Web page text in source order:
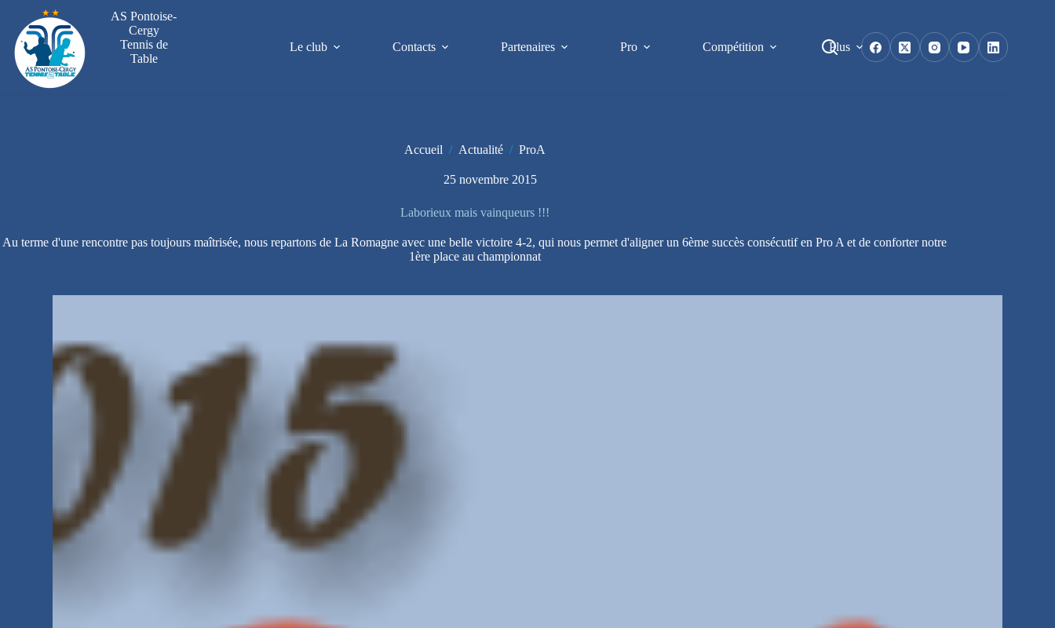
contenu
AS Pontoise-
Cergy
Tennis de
Table
Le club Contacts Partenaires Pro Compétition Plus
Accueil / Actualité / ProA
25 novembre 2015
Laborieux mais vainqueurs !!!
Au terme d'une rencontre pas toujours maîtrisée, nous repartons de La Romagne avec une belle victoire 4-2, qui nous permet d'aligner un 6ème succès consécutif en Pro A et de conforter notre
1ère place au championnat